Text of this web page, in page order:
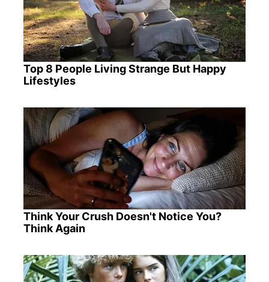
Top 8 People Living Strange But Happy
Lifestyles
Think Your Crush Doesn't Notice You?
Think Again